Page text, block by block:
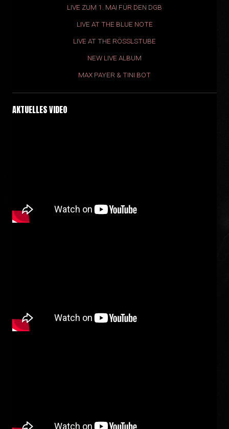
LIVE ZUM 1. MAI FÜR DEN DGB
LIVE AT THE BLUE NOTE
LIVE AT THE RÖSSLSTUBE
NEW LIVE ALBUM
MAX PAYER & TINI BOT
AKTUELLES VIDEO